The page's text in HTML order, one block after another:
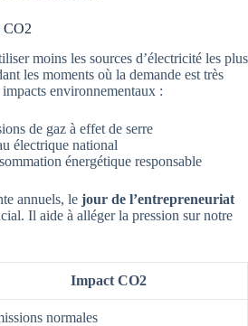
CO2
moins les sources d’électricité les plus
les moments où la demande est très
environnementaux :
de gaz à effet de serre
électrique national
énergétique responsable
annuels, le jour de l’entrepreneuriat
Il aide à alléger la pression sur notre
Impact CO2
normales